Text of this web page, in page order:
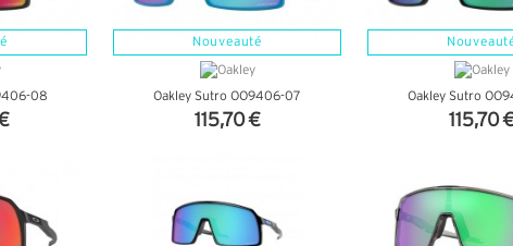
08
Nouveauté
Oakley Sutro OO9406-07
115,70 €
Oakley Sutro
115,70 €